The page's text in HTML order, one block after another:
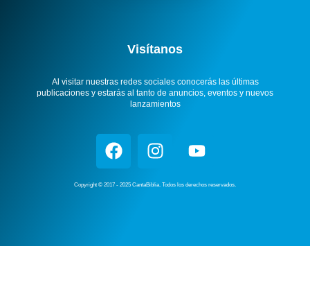
Visítanos
Al visitar nuestras redes sociales conocerás las últimas
publicaciones y estarás al tanto de anuncios, eventos y nuevos
lanzamientos
Copyright © 2017 - 2025 CantaBiblia. Todos los derechos reservados.